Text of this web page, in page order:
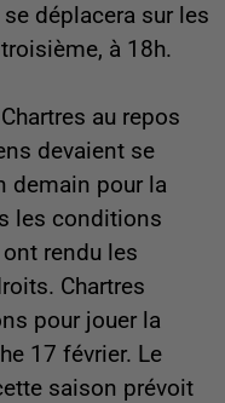
déplacera sur les
à 18h.
au repos
devaient se
demain pour la
les conditions
rendu les
Chartres
pour jouer la
17 février. Le
saison prévoit